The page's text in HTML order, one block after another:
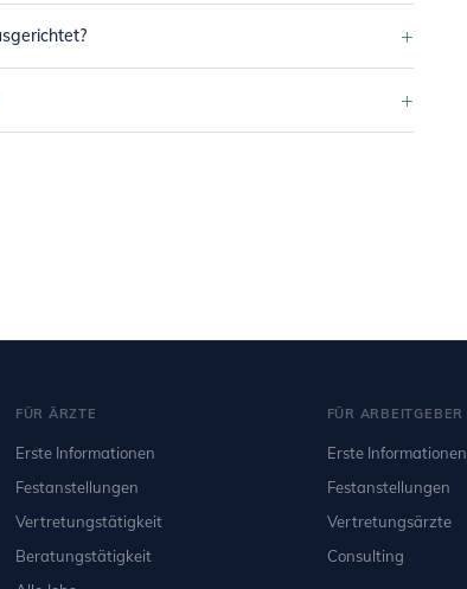
+
+
FÜR ÄRZTE
Erste Informationen
Festanstellungen
Vertretungstätigkeit
Beratungstätigkeit
FÜR ARBEITGEBER
Erste Informationen
Festanstellungen
Vertretungsärzte
Consulting